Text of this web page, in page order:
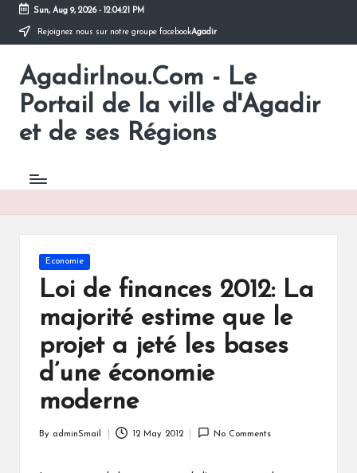
Skip
content
Sun, Aug 9, 2026- 12:04:22 PM
Rejoignez nous sur notre groupe facebookAgadir
AgadirInou.Com - Le
Portail de la ville d'Agadir
et de ses Régions
Toute
l'actualité
ville
en
un
Posted
in
Economie
Loi de finances 2012: La
majorité estime que le
projet a jeté les bases
d’une économie
moderne
By adminSmail 12 May 2012 No Comments